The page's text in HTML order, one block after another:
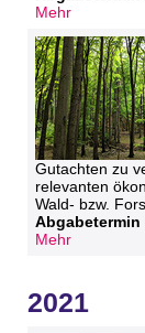
Mehr
Gutachten zu
relevanten
Wald- bzw.
Abgabetermin
Mehr
2021